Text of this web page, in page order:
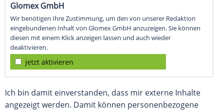
Glomex GmbH
Wir benötigen Ihre Zustimmung, um den von unserer Redaktion
eingebundenen Inhalt von Glomex GmbH anzuzeigen. Sie können
diesen mit einem Klick anzeigen lassen und auch wieder
deaktivieren.
jetzt aktivieren
Ich bin damit einverstanden, dass mir externe Inhalte
angezeigt werden. Damit können personenbezogene